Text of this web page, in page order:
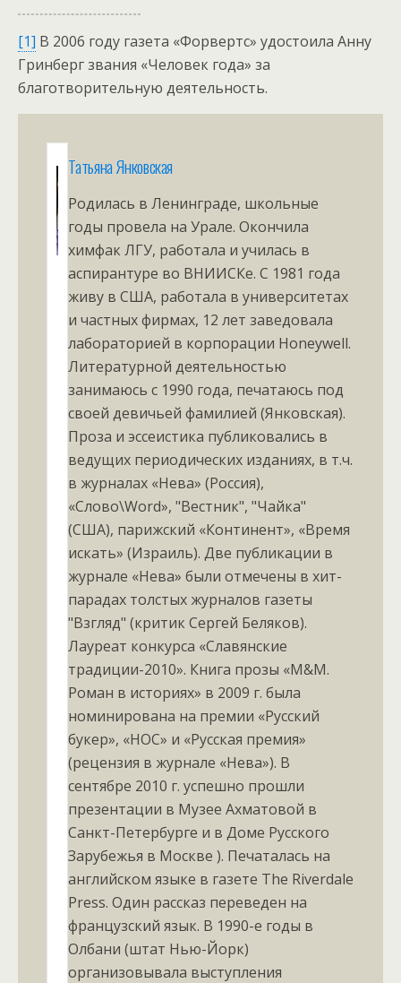
[1] В 2006 году газета «Форвертс» удостоила Анну
Гринберг звания «Человек года» за
благотворительную деятельность.
Татьяна Янковская
Родилась в Ленинграде, школьные
годы провела на Урале. Окончила
химфак ЛГУ, работала и училась в
аспирантуре во ВНИИСКе. С 1981 года
живу в США, работала в университетах
и частных фирмах, 12 лет заведовала
лабораторией в корпорации Honeywell.
Литературной деятельностью
занимаюсь с 1990 года, печатаюсь под
своей девичьей фамилией (Янковская).
Проза и эссеистика публиковались в
ведущих периодических изданиях, в т.ч.
в журналах «Нева» (Россия),
«Слово\Word», "Вестник", "Чайка"
(США), парижский «Континент», «Время
искать» (Израиль). Две публикации в
журнале «Нева» были отмечены в хит-
парадах толстых журналов газеты
"Взгляд" (критик Сергей Беляков).
Лауреат конкурса «Славянские
традиции-2010». Книга прозы «M&M.
Роман в историях» в 2009 г. была
номинирована на премии «Русский
букер», «НОС» и «Русская премия»
(рецензия в журнале «Нева»). В
сентябре 2010 г. успешно прошли
презентации в Музее Ахматовой в
Санкт-Петербурге и в Доме Русского
Зарубежья в Москве ). Печаталась на
английском языке в газете The Riverdale
Press. Один рассказ переведен на
французский язык. В 1990-е годы в
Олбани (штат Нью-Йорк)
организовывала выступления